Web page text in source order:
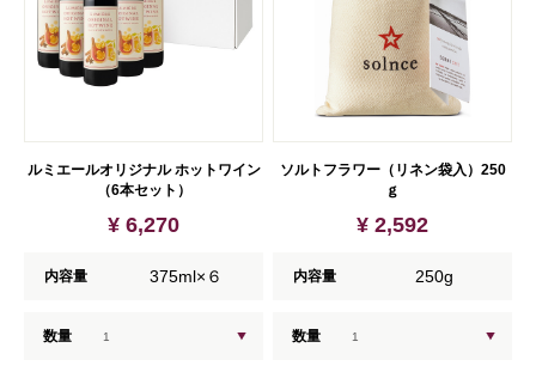
ルミエールオリジナル ホットワイン
（6本セット）
¥ 6,270
内容量 375ml×６
数量
ソルトフラワー（リネン袋入）250
ｇ
¥ 2,592
内容量 250g
数量